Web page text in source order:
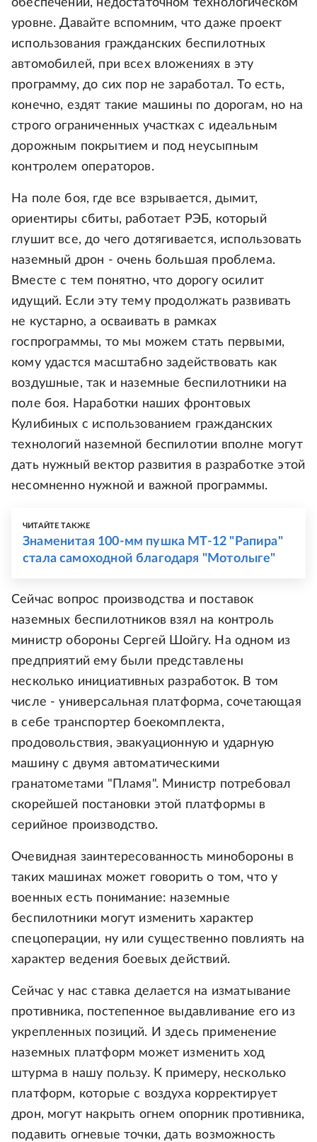
обеспечении, недостаточном технологическом
уровне. Давайте вспомним, что даже проект
использования гражданских беспилотных
автомобилей, при всех вложениях в эту
программу, до сих пор не заработал. То есть,
конечно, ездят такие машины по дорогам, но на
строго ограниченных участках с идеальным
дорожным покрытием и под неусыпным
контролем операторов.
На поле боя, где все взрывается, дымит,
ориентиры сбиты, работает РЭБ, который
глушит все, до чего дотягивается, использовать
наземный дрон - очень большая проблема.
Вместе с тем понятно, что дорогу осилит
идущий. Если эту тему продолжать развивать
не кустарно, а осваивать в рамках
госпрограммы, то мы можем стать первыми,
кому удастся масштабно задействовать как
воздушные, так и наземные беспилотники на
поле боя. Наработки наших фронтовых
Кулибиных с использованием гражданских
технологий наземной беспилотии вполне могут
дать нужный вектор развития в разработке этой
несомненно нужной и важной программы.
ЧИТАЙТЕ ТАКЖЕ
Знаменитая 100-мм пушка МТ-12 "Рапира"
стала самоходной благодаря "Мотолыге"
Сейчас вопрос производства и поставок
наземных беспилотников взял на контроль
министр обороны Сергей Шойгу. На одном из
предприятий ему были представлены
несколько инициативных разработок. В том
числе - универсальная платформа, сочетающая
в себе транспортер боекомплекта,
продовольствия, эвакуационную и ударную
машину с двумя автоматическими
гранатометами "Пламя". Министр потребовал
скорейшей постановки этой платформы в
серийное производство.
Очевидная заинтересованность минобороны в
таких машинах может говорить о том, что у
военных есть понимание: наземные
беспилотники могут изменить характер
спецоперации, ну или существенно повлиять на
характер ведения боевых действий.
Сейчас у нас ставка делается на изматывание
противника, постепенное выдавливание его из
укрепленных позиций. И здесь применение
наземных платформ может изменить ход
штурма в нашу пользу. К примеру, несколько
платформ, которые с воздуха корректирует
дрон, могут накрыть огнем опорник противника,
подавить огневые точки, дать возможность